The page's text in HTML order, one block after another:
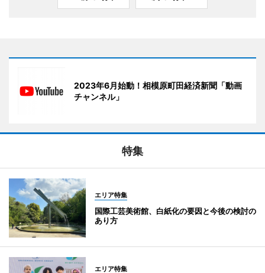
2023年6月始動！相模原町田経済新聞「動画
チャンネル」
特集
エリア特集
国際工芸美術館、白紙化の要因と今後の検討の
あり方
エリア特集